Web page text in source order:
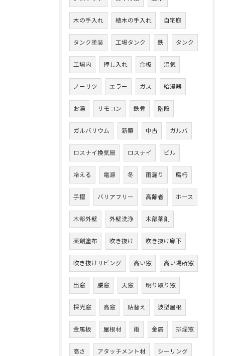
木の手入れ 植木の手入れ 自宅庭
タンク塗装 工場タンク 鉄 タンク
工場内 押し入れ 合板 湿気
ノーリツ エラー ガス 給湯器
お湯 リモコン 鉄骨 階段
ガルバリウム 新築 中古 ガルバ
ロスナイ換気扇 ロスナイ ビル
冷える 電源 冬 雨漏り 腐朽
手摺 バリアフリー 高齢者 ホース
木部外壁 外壁洗浄 木部薬剤
薬剤塗布 吹き抜け 吹き抜け廊下
吹き抜けリビング 高い窓 高い場所窓
出窓 腰窓 天窓 明り取り窓
採光窓 高窓 貼替え 波型屋根
金属板 屋根材 雨 金属 排煙窓
高さ アタッチメント材 シーリング